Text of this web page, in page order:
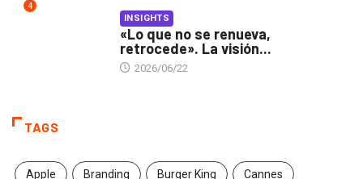
4
INSIGHTS
«Lo que no se renueva,
retrocede». La visión...
2026/06/22
TAGS
Apple Branding Burger King Cannes